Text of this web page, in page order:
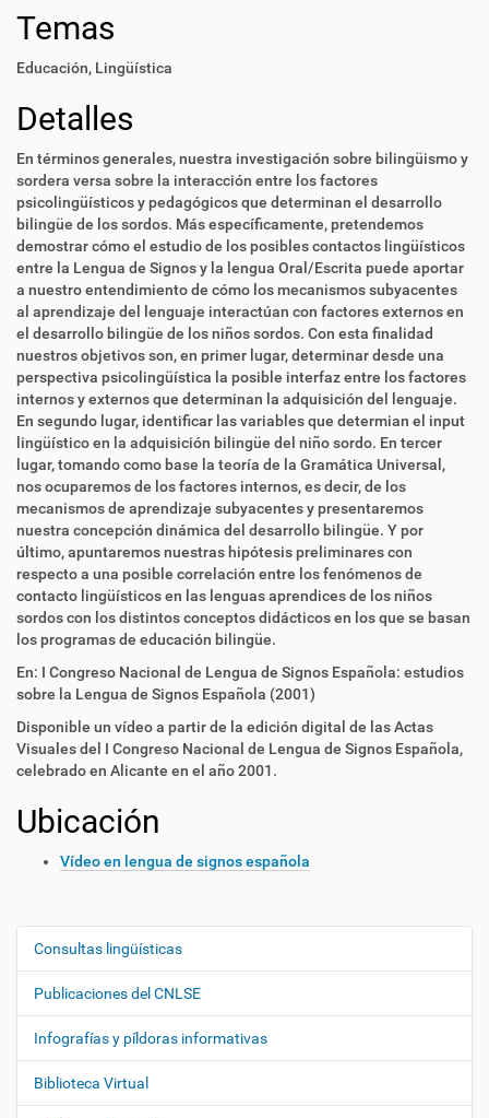
Temas
Educación, Lingüística
Detalles
En términos generales, nuestra investigación sobre bilingüismo y
sordera versa sobre la interacción entre los factores
psicolingüísticos y pedagógicos que determinan el desarrollo
bilingüe de los sordos. Más específicamente, pretendemos
demostrar cómo el estudio de los posibles contactos lingüísticos
entre la Lengua de Signos y la lengua Oral/Escrita puede aportar
a nuestro entendimiento de cómo los mecanismos subyacentes
al aprendizaje del lenguaje interactúan con factores externos en
el desarrollo bilingüe de los niños sordos. Con esta finalidad
nuestros objetivos son, en primer lugar, determinar desde una
perspectiva psicolingüística la posible interfaz entre los factores
internos y externos que determinan la adquisición del lenguaje.
En segundo lugar, identificar las variables que determian el input
lingüístico en la adquisición bilingüe del niño sordo. En tercer
lugar, tomando como base la teoría de la Gramática Universal,
nos ocuparemos de los factores internos, es decir, de los
mecanismos de aprendizaje subyacentes y presentaremos
nuestra concepción dinámica del desarrollo bilingüe. Y por
último, apuntaremos nuestras hipótesis preliminares con
respecto a una posible correlación entre los fenómenos de
contacto lingüísticos en las lenguas aprendices de los niños
sordos con los distintos conceptos didácticos en los que se basan
los programas de educación bilingüe.
En: I Congreso Nacional de Lengua de Signos Española: estudios
sobre la Lengua de Signos Española (2001)
Disponible un vídeo a partir de la edición digital de las Actas
Visuales del I Congreso Nacional de Lengua de Signos Española,
celebrado en Alicante en el año 2001.
Ubicación
Vídeo en lengua de signos española
N
e
g
a
Consultas lingüísticas
Publicaciones del CNLSE
Infografías y píldoras informativas
Biblioteca Virtual